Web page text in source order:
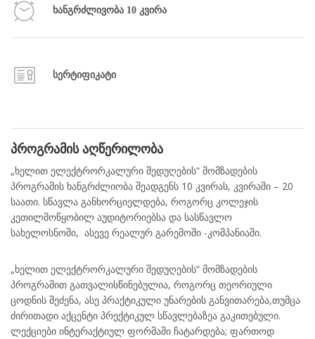
ხანგრძლივობა 10 კვირა
სერტიფიკატი
პროგრამის აღწერილობა
„ხელით ელექტრორკალური შედუღების“ მომზადების
პროგრამის ხანგრძლიობა შეადგენს 10 კვირას, კვირაში – 20
საათი. სწავლა განხორციელდება, როგორც კოლეჯის
კეთილმოწყობილ აუდიტორიებსა და სასწავლო
სახელოსნოში, ასევე რეალურ გარემოში -კომპანიაში.
„ხელით ელექტრორკალური შედუღების“ მომზადების
პროგრამით გათვალისწინებულია, როგორც თეორიული
ცოდნის შეძენა, ასე პრაქტიკული უნარების განვითარება,თუმცა
ძირითადი აქცენტი პრექტიკულ სწავლებაზეა გაკითებული.
ლექციები ინტერაქტიულ ფორმაში ჩატარდება; ფართოდ